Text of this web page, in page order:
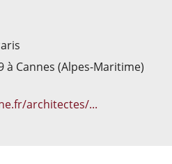
à Cannes (Alpes-Maritime)
architectes/...